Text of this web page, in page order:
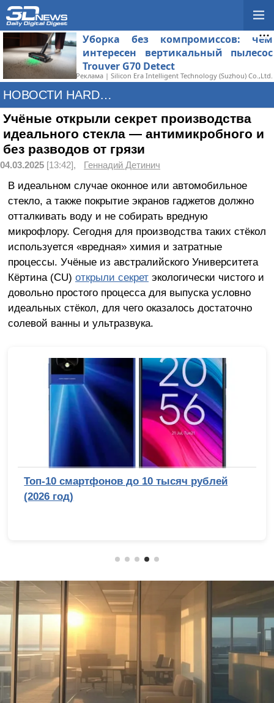
Уборка без компромиссов: чем
интересен вертикальный пылесос
Trouver G70 Detect
Реклама | Silicon Era Intelligent Technology (Suzhou) Co.,Ltd.
НОВОСТИ HARDWARE
Учёные открыли секрет производства
идеального стекла — антимикробного и
без разводов от грязи
04.03.2025 [13:42], Геннадий Детинич
В идеальном случае оконное или автомобильное
стекло, а также покрытие экранов гаджетов должно
отталкивать воду и не собирать вредную
микрофлору. Сегодня для производства таких стёкол
используется «вредная» химия и затратные
процессы. Учёные из австралийского Университета
Кёртина (CU) открыли секретэкологически чистого и
довольно простого процесса для выпуска условно
идеальных стёкол, для чего оказалось достаточно
солевой ванны и ультразвука.
Топ-10 смартфонов до 10 тысяч рублей
(2026 год)